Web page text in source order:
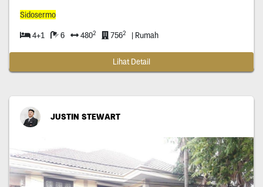
Sidosermo
4+1 6 4802 7562 | Rumah
Lihat Detail
JUSTIN STEWART